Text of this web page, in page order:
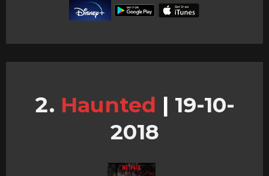
Haunted | 19-10-
2018